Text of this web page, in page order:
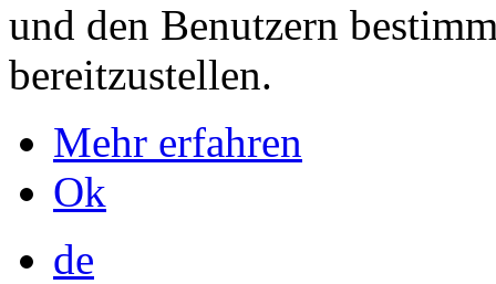
und den Benutzern
bereitzustellen.
Mehr erfahren
Ok
de